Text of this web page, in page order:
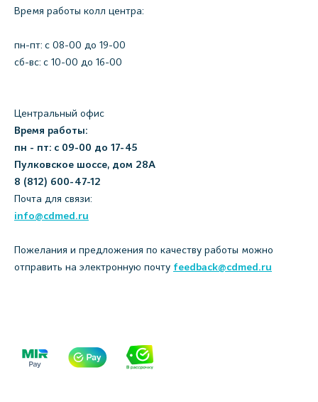
Время работы колл центра:
пн-пт: c 08-00 до 19-00
сб-вс: с 10-00 до 16-00
Центральный офис
Время работы:
пн - пт: с 09-00 до 17-45
Пулковское шоссе, дом 28А
8 (812) 600-47-12
Почта для связи:
info@cdmed.ru
Пожелания и предложения по качеству работы можно
отправить на электронную почту feedback@cdmed.ru